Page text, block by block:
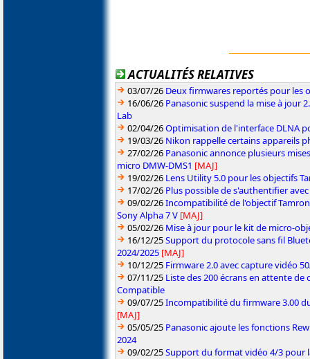
ACTUALITÉS RELATIVES
03/07/26 Deux firmwares reportés pour les
16/06/26 Panasonic suspend la mise à jour
Lab
02/04/26Optimisation de l'interface DLNA
19/03/26 Nikon rappelle certains appareils
27/02/26 Panasonic annonce plusieurs
micro DMW-DMS1 [MAJ]
19/02/26 Lens Utility 5.0 pour les objectifs
17/02/26 Plus possible de s'authentifier
09/02/26Incompatibilité de l'objectif
Sony Alpha 7 V [MAJ]
05/02/26 Mise à jour pour le kit de micro-
16/12/25Support du protocole sans fil
2024/2025 [MAJ]
10/12/25 Firmware 2.0 avec capture vidéo
07/11/25 Liste des 200 écrans en attente de
Compatible
09/07/25Incompatibilité du firmware 3.00
[MAJ]
05/05/25 Panasonic ajoute les fonctions
2024
09/02/25Support du format vidéo 4/3 pour